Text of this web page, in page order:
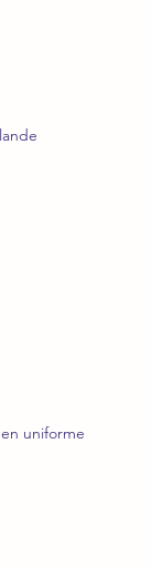
uniforme